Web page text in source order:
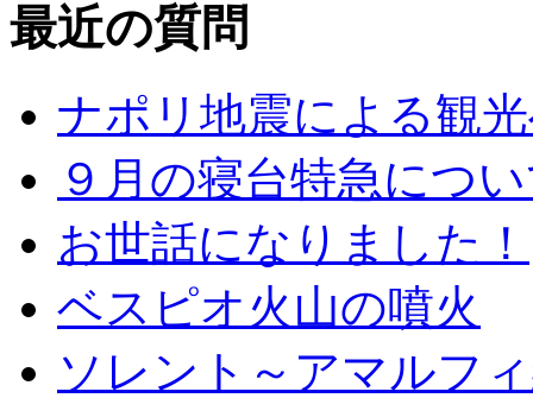
最近の質問
ナポリ地震による観
９月の寝台特急につ
お世話になりました！
ベスピオ火山の噴火
ソレント～アマルフ